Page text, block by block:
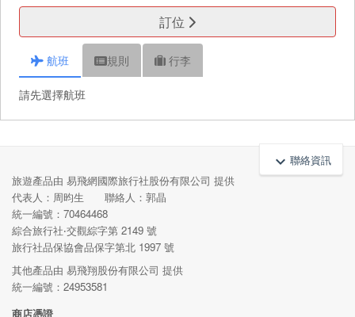
訂位
航班 規則 行李
請先選擇航班
keyboard_arrow_up 聯絡資訊
旅遊產品由 易飛網國際旅行社股份有限公司 提供
代表人：周昀生 聯絡人：郭晶
統一編號：70464468
綜合旅行社‧交觀綜字第 2149 號
旅行社品保協會品保字第北 1997 號
其他產品由 易飛翔股份有限公司 提供
統一編號：24953581
商店憑證